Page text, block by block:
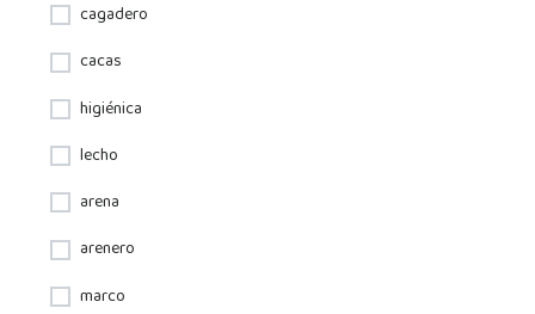
cagadero
cacas
higiénica
lecho
arena
arenero
marco